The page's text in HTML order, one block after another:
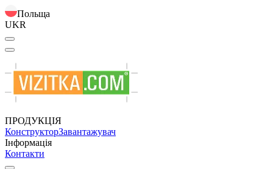
Польща
UKR
ПРОДУКЦІЯ
КонструкторЗавантажувач
Інформація
Контакти